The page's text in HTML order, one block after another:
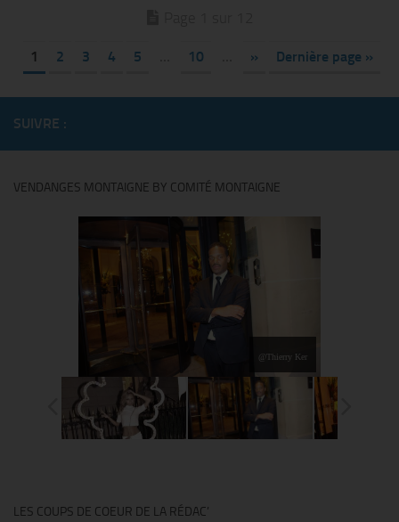
1 2 3 4 5 10 » Dernière page »
SUIVRE :
VENDANGES MONTAIGNE BY COMITÉ MONTAIGNE
@Thierry Ker
LES COUPS DE COEUR DE LA RÉDAC’